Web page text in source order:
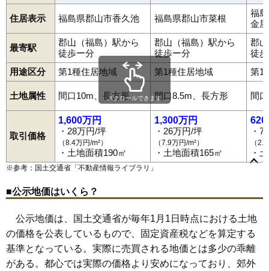
71 緑ケ丘東 16万円 1,130万円 18.5%
72 富久山町久保田 15万円 1,275万円 12.6%
昭和 14万円 1,043万円 8.9%
笹川 14万円 907万円 13.3%
75 大平町 14万円 1,562万円 13.2%
76 安積町笹川 13万円 1,276万円 7.6%
77 安積 12万円 1,505万円 8.6%
日和田町 1,114万円 5.2%
安積町成田 819万円 13.6%
80 喜久田町卸 11万円 5,371万円 4.9%
82 田村町徳定 9.5万円 1,050万円 9.3%
83 安積町日出山 9.3万円 1,153万円 8.9%
84 富久山町福原 8.9万円 965万円 8.9%
85 熱海町熱海 8.7万円 424万円 -1.2%
86 田村町岩作 8.0万円 632万円 5.2%
住居表示 福島県郡山市香久池 福島県郡山市菜根
福
金屋
最寄駅
郡山（福島）駅から
徒歩ー分
郡山（福島）駅から
徒歩ー分
郡
徒
用途区分
第1種住居地域 第1種住居地域 第1
土地属性 間口10m、長方形 間口8.5m、長方形 間
取引価格
1,600万円
・28万円/坪
（8.4万円/m²）
・土地面積190㎡
1,300万円
・26万円/坪
（7.9万円/m²）
・土地面積165㎡
620
・
（
・
スクロールできます
※参考：国土交通省「不動産情報ライブラリ 」
■公示地価はいくら？
公示地価は、国土交通省が毎年1月1日時点における土地
の価格を公表しているもので、固定資産税などを算定する
基準となっている。実際に売買される地価とは多少の乖離
がある。都心では実際の価格より安めになっており、郊外
赤木町 安積安積町荒井安積町笹川 安積町長久保
安積町成田
安積町日出山安積町南長久保朝日愛宕町熱海町安子島
熱海町熱海 あぶくま台 池ノ台石渕町うねめ町
逢瀬町多田野大平町大槻町 香久池柏山町
亀田喜久田町喜久田町卸 喜久田町堀之内喜久田町早稲原
桑野小原田菜根栄町 咲田 笹川静町島清水台
水門町図景台新田村町金屋 田村町上行合田村町岩作
田村町桜ケ丘 田村町下行合田村町大善寺
堂前町富田町 虎丸町
七ッ池町並木成山町鳴神西田町大田西田町三町目
備前舘日和田町日和田町高倉深沢富久山町久保田
富久山町福原 富久山町南小泉 富久山町八山田方八町細沼町
待池台町東 緑ケ丘東緑町三穂田町富岡舞木町本町桃見台
安原町
八山田 山根町横塚若葉町 南 御前南静西 富田東
八山田西 上伊豆島 安積荒井安積北井東原
郡山駅喜久田駅磐梯熱海駅 舞木駅 安積永盛駅